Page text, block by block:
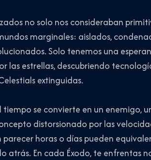
no solo nos consideraban
marginales: aislados,
Solo tenemos una
las estrellas, descubriendo
extinguidas.
se convierte en un enemigo,
distorsionado por las
horas o días pueden
atrás. En cada Éxodo, te enfrentas